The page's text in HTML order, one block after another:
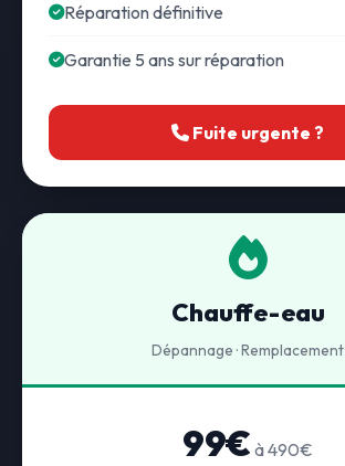
Réparation définitive
Garantie 5 ans sur réparation
Fuite urgente ?
Chauffe-eau
Dépannage · Remplacement
99€ à 490€